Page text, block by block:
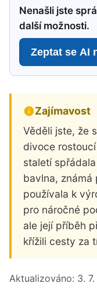
Nenašli jste
další možnosti.
Zeptat se AI
Zajímavost
Věděli jste, že
divoce
staletí
bavlna, známá
používala k
pro náročné
ale její příběh
křížili cesty za
Aktualizováno: 3.